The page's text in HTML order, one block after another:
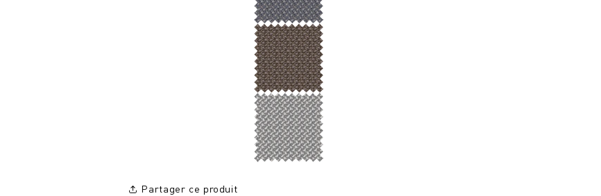
Partager ce produit